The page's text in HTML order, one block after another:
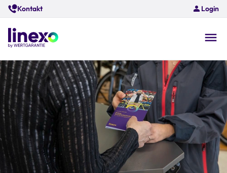
Skip
to
main
content
Kontakt Login